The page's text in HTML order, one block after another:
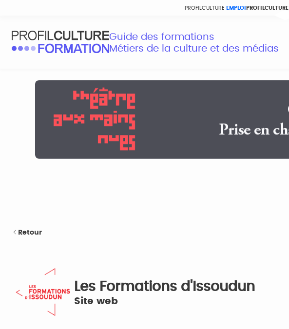
PROFILCULTURE EMPLOI PROFILCULTURE
Guide des formations
Métiers de la culture et des médias
Retour
Les Formations d'Issoudun
Site web